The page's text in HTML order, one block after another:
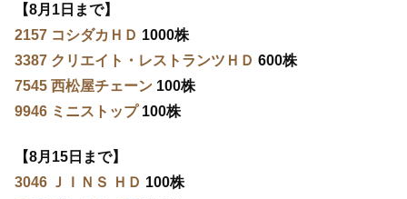
【8月1日まで】
2157 コシダカＨＤ 1000株
3387 クリエイト・レストランツＨＤ 600株
7545 西松屋チェーン 100株
9946 ミニストップ 100株
【8月15日まで】
3046 ＪＩＮＳ ＨＤ 100株